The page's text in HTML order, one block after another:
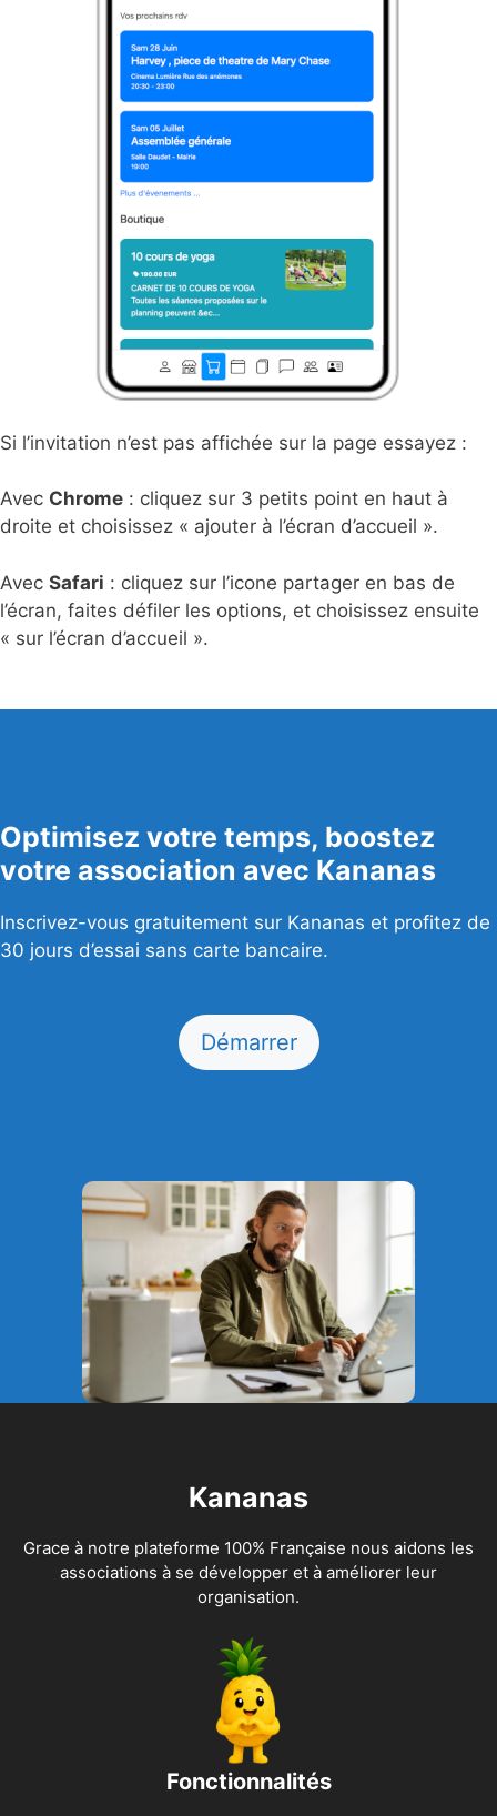
Si l’invitation n’est pas affichée sur la page essayez :
Avec Chrome : cliquez sur 3 petits point en haut à
droite et choisissez « ajouter à l’écran d’accueil ».
Avec Safari : cliquez sur l’icone partager en bas de
l’écran, faites défiler les options, et choisissez ensuite
« sur l’écran d’accueil ».
Optimisez votre temps, boostez
votre association avec Kananas
Inscrivez-vous gratuitement sur Kananas et profitez de
30 jours d’essai sans carte bancaire.
Démarrer
Kananas
Grace à notre plateforme 100% Française nous aidons les
associations à se développer et à améliorer leur
organisation.
Fonctionnalités